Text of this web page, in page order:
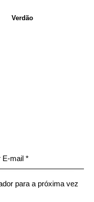
Verdão
para a próxima vez